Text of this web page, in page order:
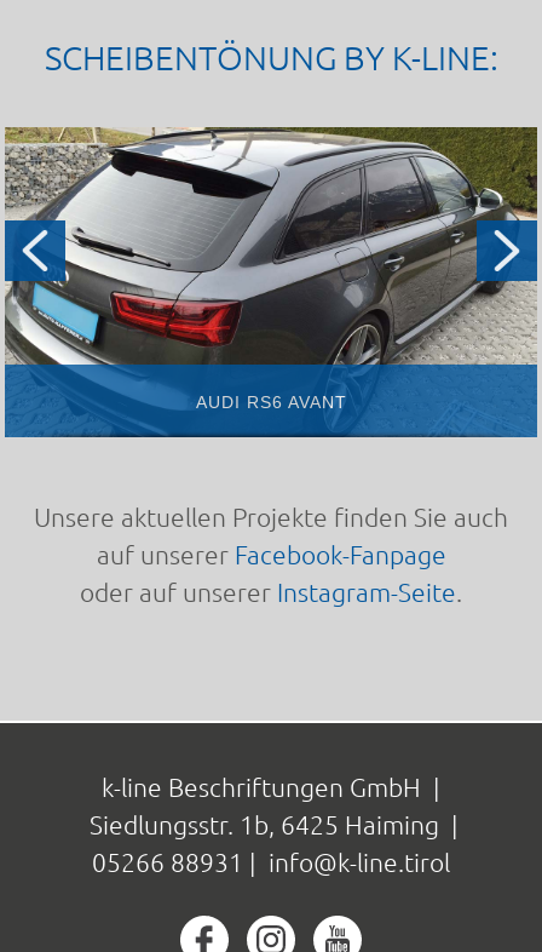
SCHEIBENTÖNUNG BY K-LINE:
AUDI RS6 AVANT
Unsere aktuellen Projekte finden Sie auch
auf unserer Facebook-Fanpage
oder auf unserer Instagram-Seite.
k-line Beschriftungen GmbH |
Siedlungsstr. 1b, 6425 Haiming |
05266 88931 | info@k-line.tirol